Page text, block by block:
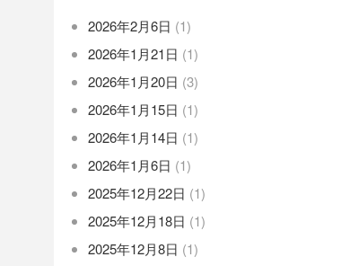
2026年2月6日 (1)
2026年1月21日 (1)
2026年1月20日 (3)
2026年1月15日 (1)
2026年1月14日 (1)
2026年1月6日 (1)
2025年12月22日 (1)
2025年12月18日 (1)
2025年12月8日 (1)